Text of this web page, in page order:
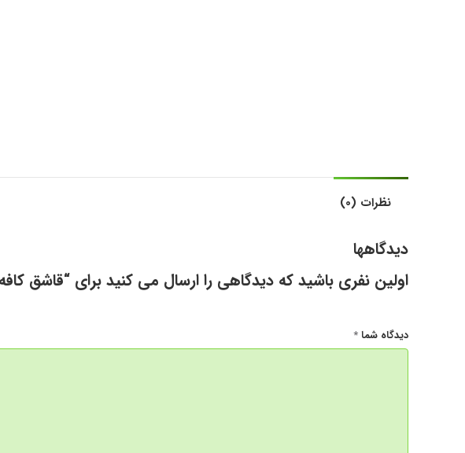
نظرات (0)
دیدگاهها
اولین نفری باشید که دیدگاهی را ارسال می کنید برای “قاشق
دیدگاه شما*